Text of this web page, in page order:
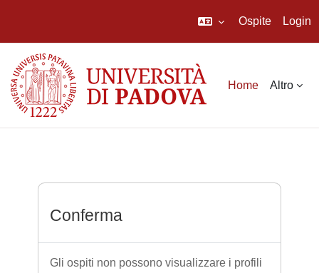
Ospite Login
Home Altro
Conferma
Gli ospiti non possono visualizzare i profili